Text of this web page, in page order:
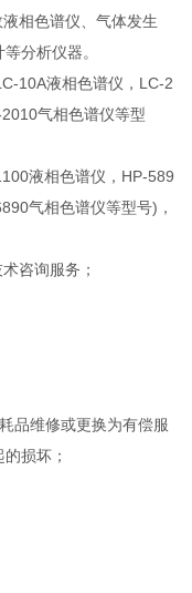
相色谱仪、气体发生
分析仪器。
10A液相色谱仪，LC-2
气相色谱仪等型
液相色谱仪，HP-589
气相色谱仪等型号)，
咨询服务；
品维修或更换为有偿服
损坏；